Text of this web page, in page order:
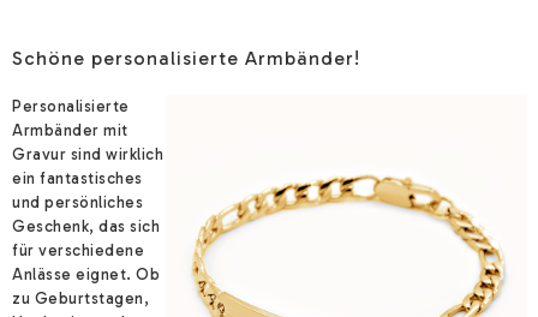
Schöne personalisierte Armbänder!
Personalisierte
Armbänder mit
Gravur sind wirklich
ein fantastisches
und persönliches
Geschenk, das sich
für verschiedene
Anlässe eignet. Ob
zu Geburtstagen,